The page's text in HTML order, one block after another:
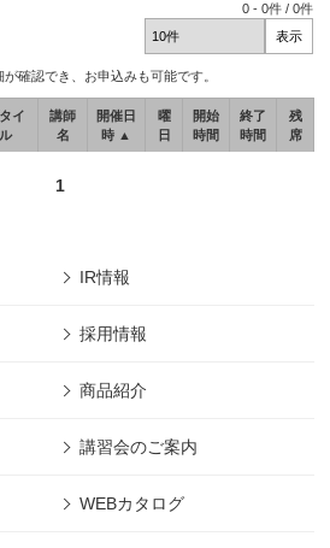
0 -0件 /0件
確認でき、お申込みも可能です。
イ
講師
名
開催日
時 ▲
曜
日
開始
時間
終了
時間
残
席
1
IR情報
採用情報
商品紹介
講習会のご案内
WEBカタログ